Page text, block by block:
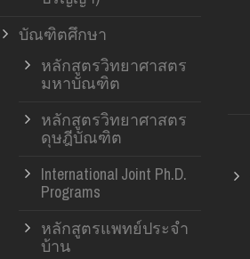
บัณฑิตศึกษา
หลักสูตรวิทยาศาสตร
มหาบัณฑิต
หลักสูตรวิทยาศาสตร
ดุษฎีบัณฑิต
International Joint Ph.D.
Programs
หลักสูตรแพทย์ประจำ
บ้าน